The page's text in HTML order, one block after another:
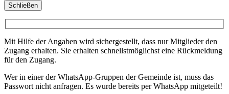
Schließen
Mit Hilfe der Angaben wird sichergestellt, dass nur Mitglieder den
Zugang erhalten. Sie erhalten schnellstmöglichst eine Rückmeldung
für den Zugang.
Wer in einer der WhatsApp-Gruppen der Gemeinde ist, muss das
Passwort nicht anfragen. Es wurde bereits per WhatsApp mitgeteilt!